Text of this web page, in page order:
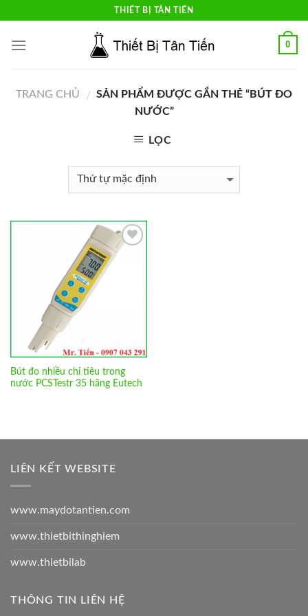
content
THIẾT BỊ TÂN TIẾN
0
TRANG CHỦ / SẢN PHẨM ĐƯỢC GẮN THẺ “BÚT ĐO
NƯỚC”
LỌC
Add to
Wishlist
Bút đo nhiều chỉ tiêu trong
nước PCSTestr 35 hãng Eutech
LIÊN KẾT WEBSITE
www.maydotantien.com
www.thietbithinghiem
www.thietbilab
THÔNG TIN LIÊN HỆ